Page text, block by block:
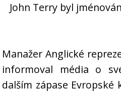
John Terry byl
Manažer Anglické
informoval média o
dalším zápase